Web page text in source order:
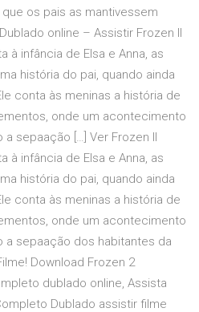
os pais as mantivessem
online – Assistir Frozen II
à infância de Elsa e Anna, as
história do pai, quando ainda
conta às meninas a história de
onde um acontecimento
sepaação […] Ver Frozen II
à infância de Elsa e Anna, as
história do pai, quando ainda
conta às meninas a história de
onde um acontecimento
sepaação dos habitantes da
Download Frozen 2
dublado online, Assista
Dublado assistir filme